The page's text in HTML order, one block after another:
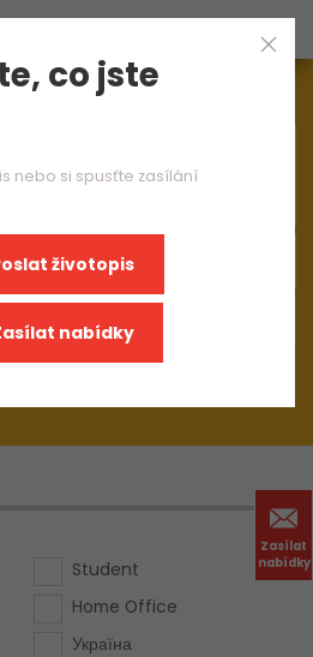
Zasílat
nabídky
práce
Student
Home Office
Україна
co jste
nebo si spusťte zasílání
životopis
nabídky